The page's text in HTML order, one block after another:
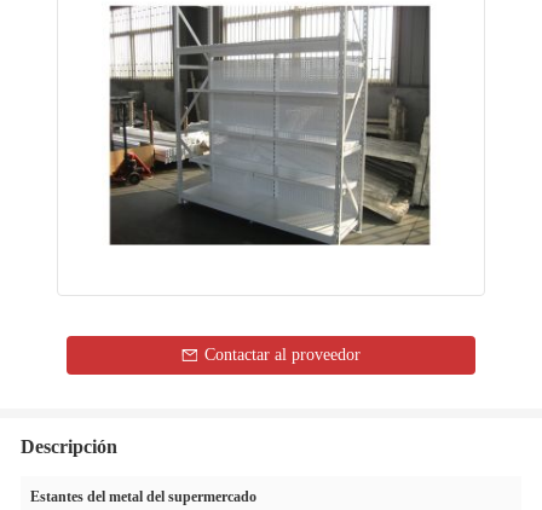
Contactar al proveedor
Descripción
Estantes del metal del supermercado